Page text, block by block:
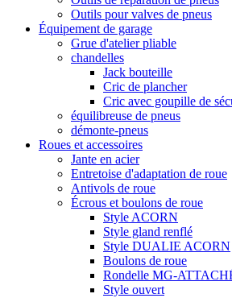
Outils pour valves de pneus
Équipement de garage
Grue d'atelier pliable
chandelles
Jack bouteille
Cric de plancher
Cric avec goupille de
équilibreuse de pneus
démonte-pneus
Roues et accessoires
Jante en acier
Entretoise d'adaptation de roue
Antivols de roue
Écrous et boulons de roue
Style ACORN
Style gland renflé
Style DUALIE ACORN
Boulons de roue
Rondelle MG-
Style ouvert